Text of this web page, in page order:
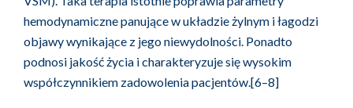
hemodynamiczne panujące w układzie żylnym i łagodzi
objawy wynikające z jego niewydolności. Ponadto
podnosi jakość życia i charakteryzuje się wysokim
współczynnikiem zadowolenia pacjentów.[6–8]